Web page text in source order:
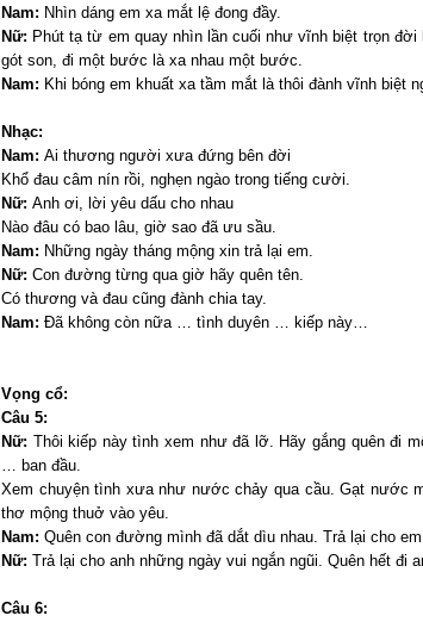
Nam: Nhìn dáng em xa mắt lệ đong đầy.
Nữ: Phút tạ từ em quay nhìn lần cuối như vĩnh biệt trọn
gót son, đi một bước là xa nhau một bước.
Nam: Khi bóng em khuất xa tầm mắt là thôi đành vĩnh biệt
Nhạc:
Nam: Ai thương người xưa đứng bên đời
Khổ đau câm nín rồi, nghẹn ngào trong tiếng cười.
Nữ: Anh ơi, lời yêu dấu cho nhau
Nào đâu có bao lâu, giờ sao đã ưu sầu.
Nam: Những ngày tháng mộng xin trả lại em.
Nữ: Con đường từng qua giờ hãy quên tên.
Có thương và đau cũng đành chia tay.
Nam: Đã không còn nữa … tình duyên … kiếp này…
Vọng cổ:
Câu 5:
Nữ: Thôi kiếp này tình xem như đã lỡ. Hãy gắng quên đi
… ban đầu.
Xem chuyện tình xưa như nước chảy qua cầu. Gạt nước
thơ mộng thuở vào yêu.
Nam: Quên con đường mình đã dắt dìu nhau. Trả lại cho
Nữ: Trả lại cho anh những ngày vui ngắn ngũi. Quên hết đi
Câu 6: